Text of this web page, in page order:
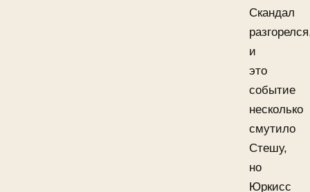
Скандал
и
это
событие
несколько
смутило
Стешу,
но
Юркисс